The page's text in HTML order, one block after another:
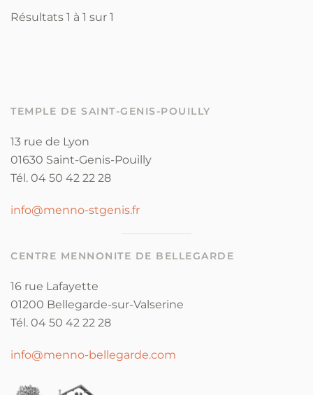
Résultats 1 à 1 sur 1
TEMPLE DE SAINT-GENIS-POUILLY
13 rue de Lyon
01630 Saint-Genis-Pouilly
Tél. 04 50 42 22 28
info@menno-stgenis.fr
CENTRE MENNONITE DE BELLEGARDE
16 rue Lafayette
01200 Bellegarde-sur-Valserine
Tél. 04 50 42 22 28
info@menno-bellegarde.com